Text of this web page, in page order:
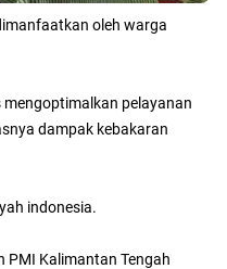
oleh warga
pelayanan
dampak kebakaran
indonesia.
PMI Kalimantan Tengah